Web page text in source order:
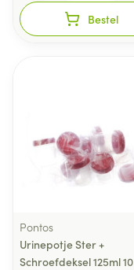
Bestel
Pontos
Urinepotje Ster +
Schroefdeksel 125ml 10